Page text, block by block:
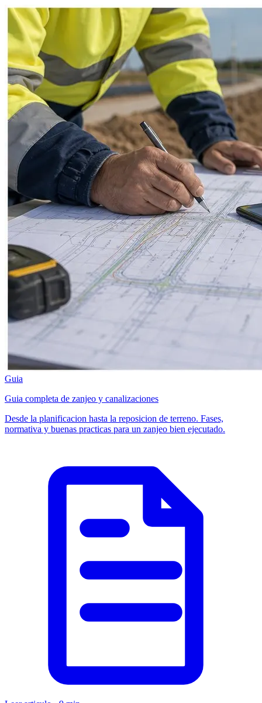
Guia
Guia completa de zanjeo y canalizaciones
Desde la planificacion hasta la reposicion de terreno. Fases,
normativa y buenas practicas para un zanjeo bien ejecutado.